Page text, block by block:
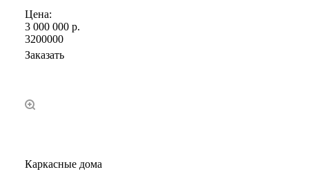
3 000 000 р.
3200000
Заказать
Каркасные дома